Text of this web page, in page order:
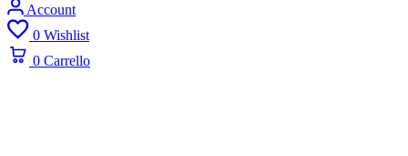
Account
0 Wishlist
0 Carrello